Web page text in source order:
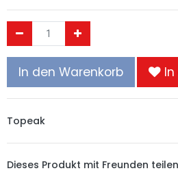
In den Warenkorb
Topeak
Dieses Produkt mit Freunden